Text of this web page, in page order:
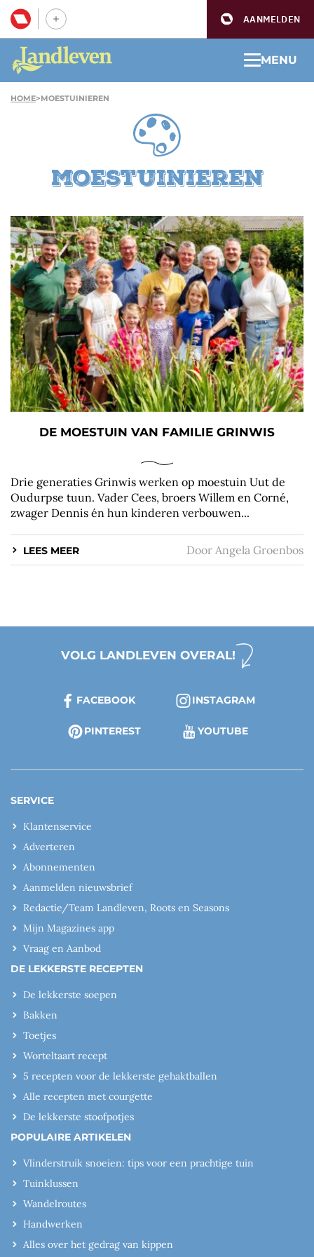
AANMELDEN
MENU
HOME>MOESTUINIEREN
moestuinieren
DE MOESTUIN VAN FAMILIE GRINWIS
Drie generaties Grinwis werken op moestuin Uut de
Oudurpse tuun. Vader Cees, broers Willem en Corné,
zwager Dennis én hun kinderen verbouwen...
LEES MEER Door Angela Groenbos
VOLG LANDLEVEN OVERAL!
FACEBOOK INSTAGRAM
PINTEREST YOUTUBE
SERVICE
Klantenservice
Adverteren
Abonnementen
Aanmelden nieuwsbrief
Redactie/Team Landleven, Roots en Seasons
Mijn Magazines app
Vraag en Aanbod
DE LEKKERSTE RECEPTEN
De lekkerste soepen
Bakken
Toetjes
Worteltaart recept
5 recepten voor de lekkerste gehaktballen
Alle recepten met courgette
De lekkerste stoofpotjes
POPULAIRE ARTIKELEN
Vlinderstruik snoeien: tips voor een prachtige tuin
Tuinklussen
Wandelroutes
Handwerken
Alles over het gedrag van kippen